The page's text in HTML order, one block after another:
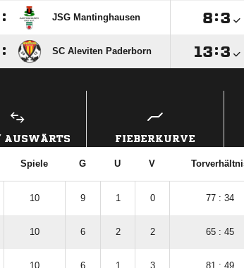
: JSG Mantinghausen :
: SC Aleviten Paderborn :
AUSWÄRTS FIEBERKURVE
Spiele G U V
10 9 1 0 77 : 34
10 6 2 2 65 : 45
10 6 1 3 81 : 49